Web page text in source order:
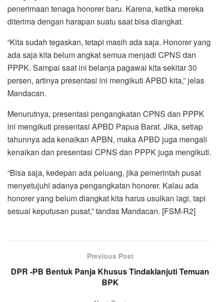
penerimaan tenaga honorer baru. Karena, ketika mereka
diterima dengan harapan suatu saat bisa diangkat.
“Kita sudah tegaskan, tetapi masih ada saja. Honorer yang
ada saja kita belum angkat semua menjadi CPNS dan
PPPK. Sampai saat ini belanja pagawai kita sekitar 30
persen, artinya presentasi ini mengikuti APBD kita,” jelas
Mandacan.
Menurutnya, presentasi pengangkatan CPNS dan PPPK
ini mengikuti presentasi APBD Papua Barat. Jika, setiap
tahunnya ada kenaikan APBN, maka APBD juga mengali
kenaikan dan presentasi CPNS dan PPPK juga mengikuti.
“Bisa saja, kedepan ada peluang, jika pemerintah pusat
menyetujuhi adanya pengangkatan honorer. Kalau ada
honorer yang belum diangkat kita harus usulkan lagi, tapi
sesuai keputusan pusat,” tandas Mandacan. [FSM-R2]
Previous Post
DPR -PB Bentuk Panja Khusus Tindaklanjuti Temuan
BPK